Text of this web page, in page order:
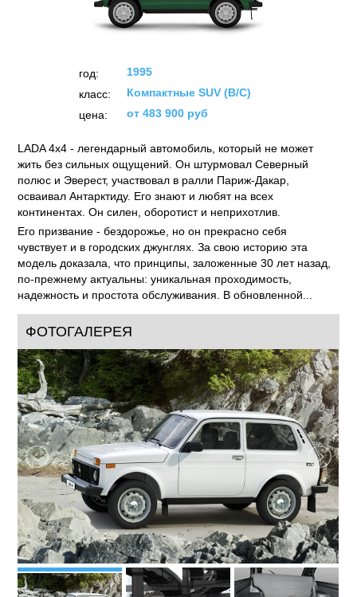
год:
1995
класс:
Компактные SUV (B/C)
цена:
от 483 900 руб
LADA 4х4 - легендарный автомобиль, который не может
жить без сильных ощущений. Он штурмовал Северный
полюс и Эверест, участвовал в ралли Париж-Дакар,
осваивал Антарктиду. Его знают и любят на всех
континентах. Он силен, оборотист и неприхотлив.
Его призвание - бездорожье, но он прекрасно себя
чувствует и в городских джунглях. За свою историю эта
модель доказала, что принципы, заложенные 30 лет назад,
по-прежнему актуальны: уникальная проходимость,
надежность и простота обслуживания. В обновленной...
ФОТОГАЛЕРЕЯ